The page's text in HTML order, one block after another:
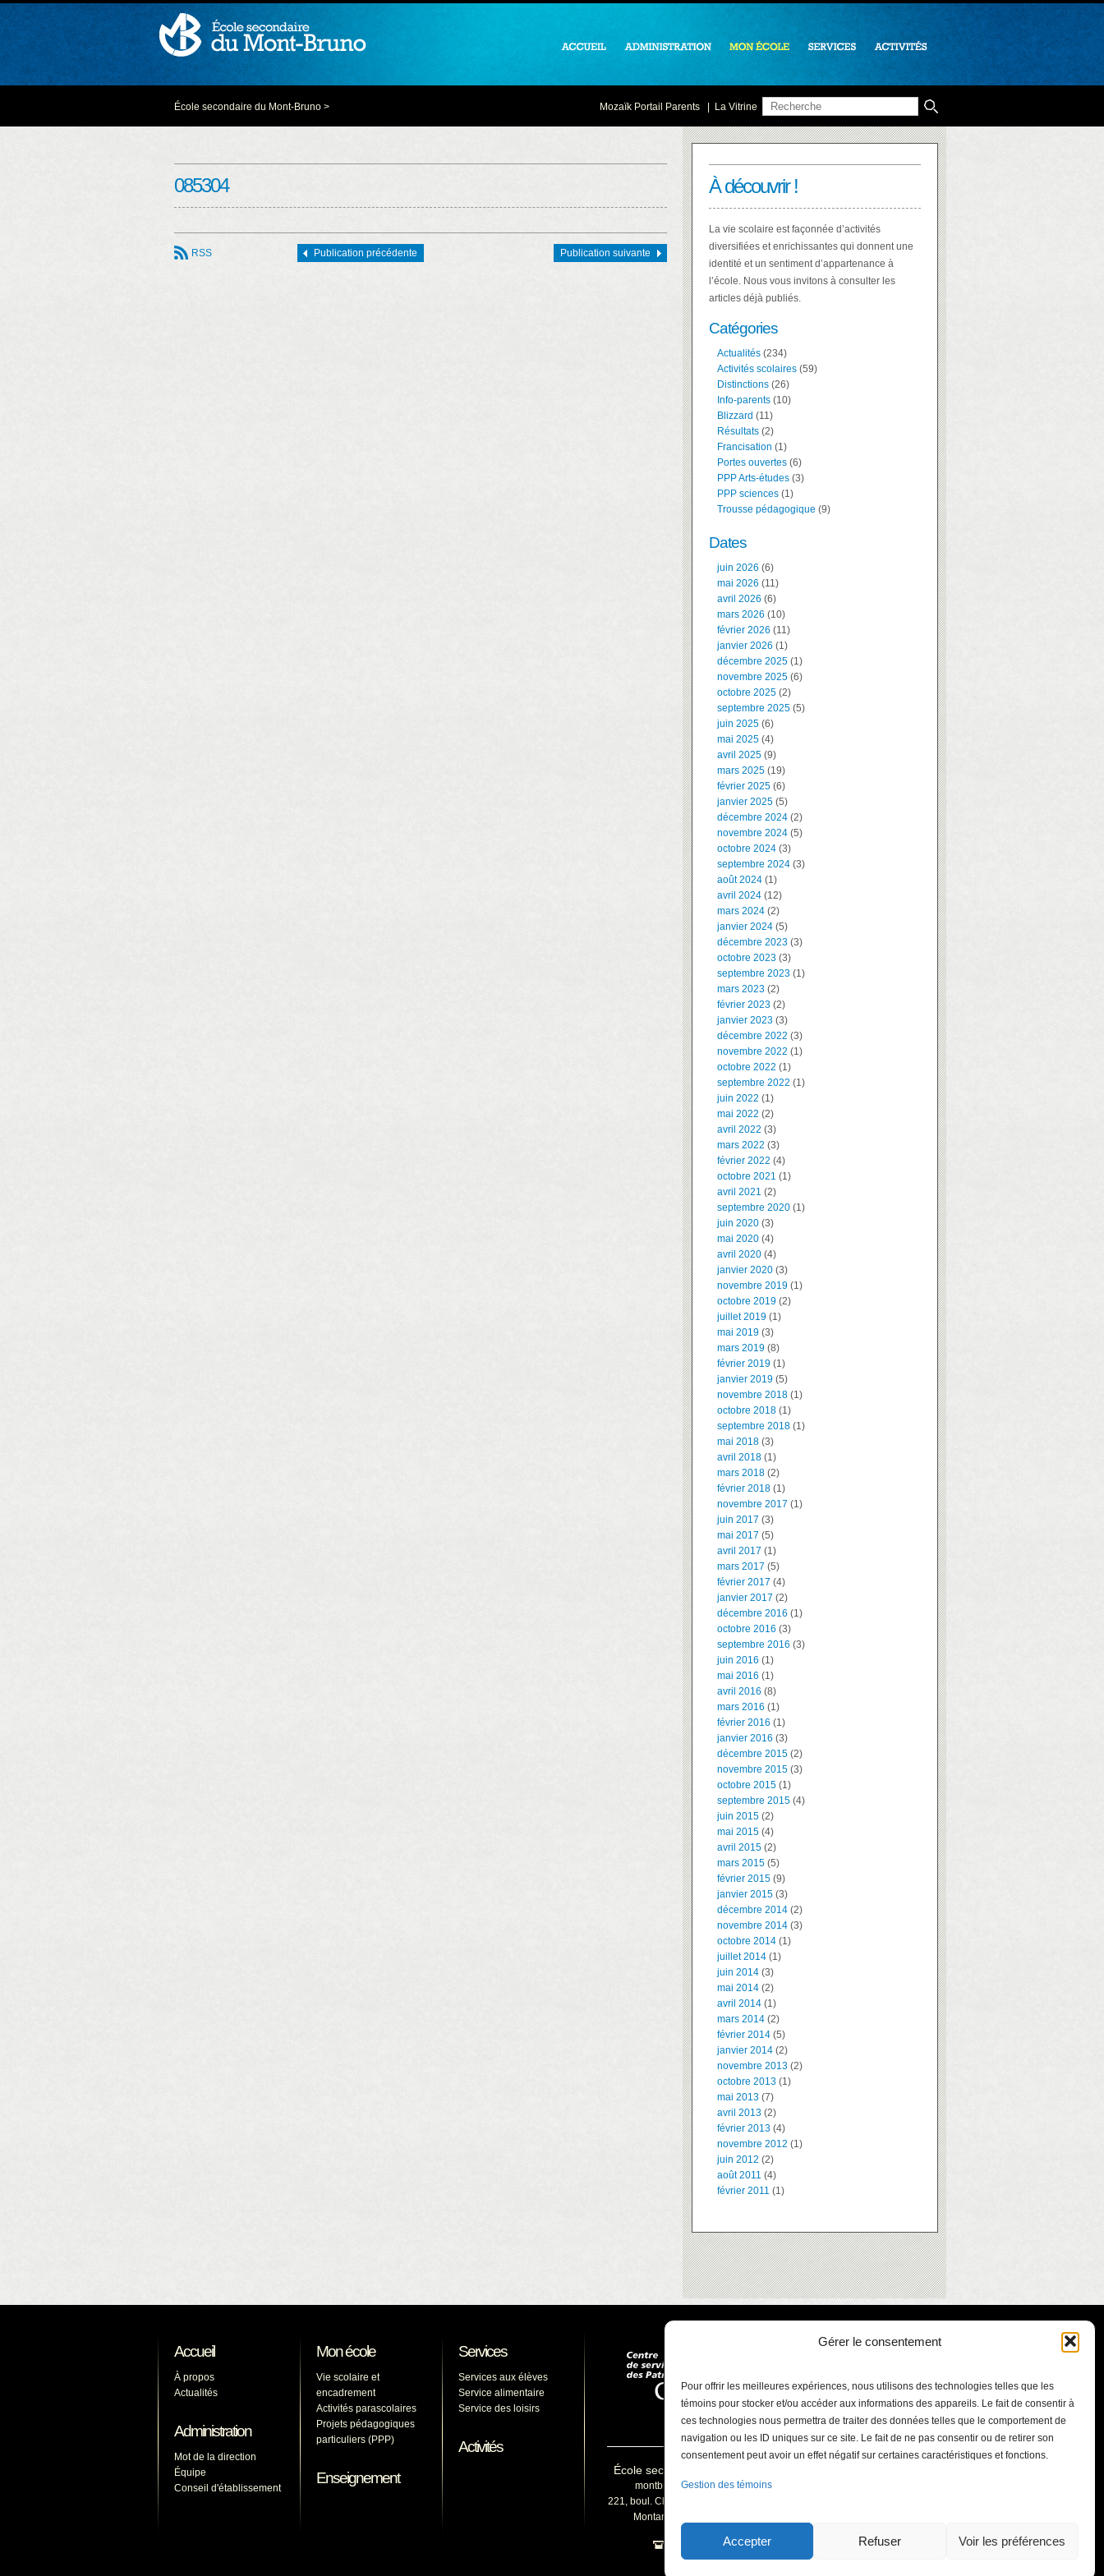
Gérer le consentement
Pour offrir les meilleures expériences, nous utilisons des technologies telles que les
témoins pour stocker et/ou accéder aux informations des appareils. Le fait de consentir à
ces technologies nous permettra de traiter des données telles que le comportement de
navigation ou les ID uniques sur ce site. Le fait de ne pas consentir ou de retirer son
consentement peut avoir un effet négatif sur certaines caractéristiques et fonctions.
Gestion des témoins
Accepter Refuser Voir les préférences
École secondaire du Mont-Bruno > Mozaïk Portail Parents La Vitrine
085304
RSS Publication précédente Publication suivante
À découvrir !
La vie scolaire est façonnée d’activités
diversifiées et enrichissantes qui donnent une
identité et un sentiment d’appartenance à
l’école. Nous vous invitons à consulter les
articles déjà publiés.
Catégories
Actualités (234)
Activités scolaires (59)
Distinctions (26)
Info-parents (10)
Blizzard (11)
Résultats (2)
Francisation (1)
Portes ouvertes (6)
PPP Arts-études (3)
PPP sciences (1)
Trousse pédagogique (9)
Dates
juin 2026 (6)
mai 2026 (11)
avril 2026 (6)
mars 2026 (10)
février 2026 (11)
janvier 2026 (1)
décembre 2025 (1)
novembre 2025 (6)
octobre 2025 (2)
septembre 2025 (5)
juin 2025 (6)
mai 2025 (4)
avril 2025 (9)
mars 2025 (19)
février 2025 (6)
janvier 2025 (5)
décembre 2024 (2)
novembre 2024 (5)
octobre 2024 (3)
septembre 2024 (3)
août 2024 (1)
avril 2024 (12)
mars 2024 (2)
janvier 2024 (5)
décembre 2023 (3)
octobre 2023 (3)
septembre 2023 (1)
mars 2023 (2)
février 2023 (2)
janvier 2023 (3)
décembre 2022 (3)
novembre 2022 (1)
octobre 2022 (1)
septembre 2022 (1)
juin 2022 (1)
mai 2022 (2)
avril 2022 (3)
mars 2022 (3)
février 2022 (4)
octobre 2021 (1)
avril 2021 (2)
septembre 2020 (1)
juin 2020 (3)
mai 2020 (4)
avril 2020 (4)
janvier 2020 (3)
novembre 2019 (1)
octobre 2019 (2)
juillet 2019 (1)
mai 2019 (3)
mars 2019 (8)
février 2019 (1)
janvier 2019 (5)
novembre 2018 (1)
octobre 2018 (1)
septembre 2018 (1)
mai 2018 (3)
avril 2018 (1)
mars 2018 (2)
février 2018 (1)
novembre 2017 (1)
juin 2017 (3)
mai 2017 (5)
avril 2017 (1)
mars 2017 (5)
février 2017 (4)
janvier 2017 (2)
décembre 2016 (1)
octobre 2016 (3)
septembre 2016 (3)
juin 2016 (1)
mai 2016 (1)
avril 2016 (8)
mars 2016 (1)
février 2016 (1)
janvier 2016 (3)
décembre 2015 (2)
novembre 2015 (3)
octobre 2015 (1)
septembre 2015 (4)
juin 2015 (2)
mai 2015 (4)
avril 2015 (2)
mars 2015 (5)
février 2015 (9)
janvier 2015 (3)
décembre 2014 (2)
novembre 2014 (3)
octobre 2014 (1)
juillet 2014 (1)
juin 2014 (3)
mai 2014 (2)
avril 2014 (1)
mars 2014 (2)
février 2014 (5)
janvier 2014 (2)
novembre 2013 (2)
octobre 2013 (1)
mai 2013 (7)
avril 2013 (2)
février 2013 (4)
novembre 2012 (1)
juin 2012 (2)
août 2011 (4)
février 2011 (1)
Accueil
À propos
Actualités
Administration
Mot de la direction
Équipe
Conseil d'établissement
Mon école
Vie scolaire et
encadrement
Activités parascolaires
Projets pédagogiques
particuliers (PPP)
Enseignement
Services
Services aux élèves
Service alimentaire
Service des loisirs
Activités
École secondaire du Mont-Bruno
montbruno@cssp.gouv.qc.ca
221, boul. Clairevue Est, Saint-Bruno-de-
Montarville (Québec) J3V 5J3
450 653-1541